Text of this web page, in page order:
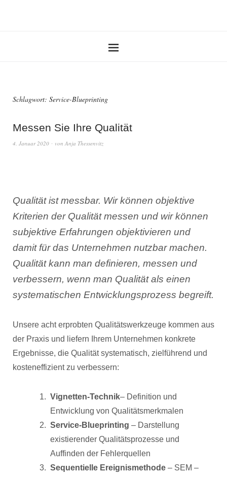
Schlagwort: Service-Blueprinting
Messen Sie Ihre Qualität
4. Januar 2020 von Anja Thessenvitz
Qualität ist messbar. Wir können objektive
Kriterien der Qualität messen und wir können
subjektive Erfahrungen objektivieren und
damit für das Unternehmen nutzbar machen.
Qualität kann man definieren, messen und
verbessern, wenn man Qualität als einen
systematischen Entwicklungsprozess begreift.
Unsere acht erprobten Qualitätswerkzeuge kommen aus
der Praxis und liefern Ihrem Unternehmen konkrete
Ergebnisse, die Qualität systematisch, zielführend und
kosteneffizient zu verbessern:
Vignetten-Technik– Definition und
Entwicklung von Qualitätsmerkmalen
Service-Blueprinting – Darstellung
existierender Qualitätsprozesse und
Auffinden der Fehlerquellen
Sequentielle Ereignismethode – SEM –